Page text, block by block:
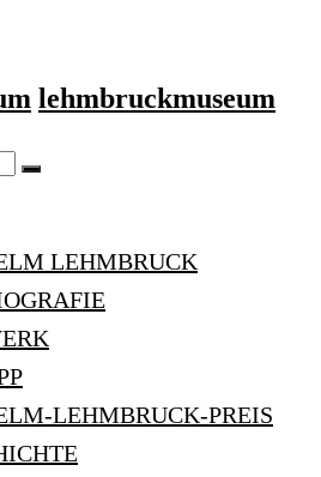
lehmbruckmuseum
LEHMBRUCK
LEHMBRUCK-PREIS